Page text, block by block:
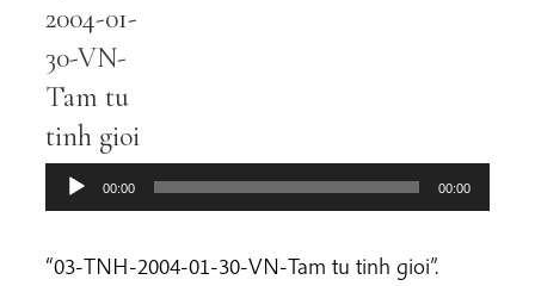
2004-01-
30-VN-
Tam tu
tinh gioi
00:00 00:00
“03-TNH-2004-01-30-VN-Tam tu tinh gioi”.